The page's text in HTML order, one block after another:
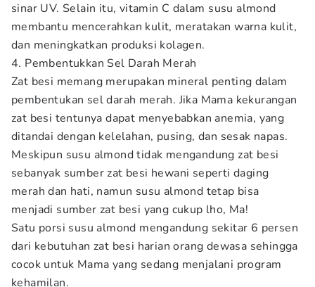
sinar UV. Selain itu, vitamin C dalam susu almond
membantu mencerahkan kulit, meratakan warna kulit,
dan meningkatkan produksi kolagen.
4. Pembentukkan Sel Darah Merah
Zat besi memang merupakan mineral penting dalam
pembentukan sel darah merah. Jika Mama kekurangan
zat besi tentunya dapat menyebabkan anemia, yang
ditandai dengan kelelahan, pusing, dan sesak napas.
Meskipun susu almond tidak mengandung zat besi
sebanyak sumber zat besi hewani seperti daging
merah dan hati, namun susu almond tetap bisa
menjadi sumber zat besi yang cukup lho, Ma!
Satu porsi susu almond mengandung sekitar 6 persen
dari kebutuhan zat besi harian orang dewasa sehingga
cocok untuk Mama yang sedang menjalani program
kehamilan.